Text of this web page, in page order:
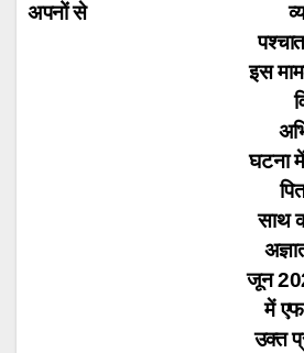
इस
घटना
साथ
जून
में
उक्त
अपनों से